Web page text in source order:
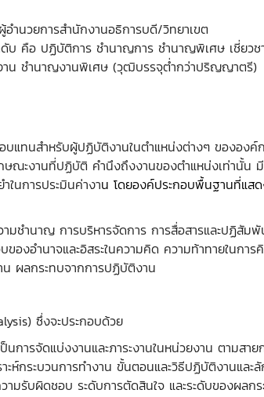
ำนวยการสำนักงานอธิการบดี/วิทยาเขต
ดับ คือ ปฏิบัติการ ชำนาญการ ชำนาญพิเศษ เชี่ย
น ชำนาญงานพิเศษ (วุฒิบรรจุต่ำกว่าปริญญาตรี)
แทนสำหรับผู้ปฏิบัติงานในตำแหน่งต่างๆ ขององ
ษณะงานที่ปฏิบัติ คำนึงถึงงานของตำแหน่งเท่านั้น
ในการประมินค่างาน โดยองค์ประกอบพื้นฐานที่แส
ามชำนาญ การบริหารจัดการ การสื่อสารและปฏิสัม
ของอำนาจและอิสระในความคิด ความท้าทายในกา
น ผลกระทบจากการปฏิบัติงาน
ซึ่งจะประกอบด้วย
ป็นการจัดแบ่งงานและภาระงานในหน่วยงาน ตาม
าะห์กระบวนการทำงาน ขั้นตอนและวิธีปฏิบัติงานแล
ามรับผิดชอบ ระดับการตัดสินใจ และระดับของผลกร